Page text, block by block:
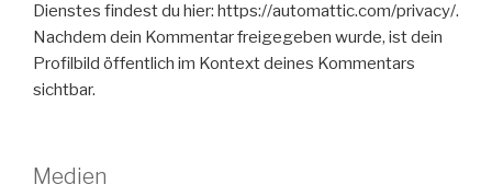
Dienstes findest du hier: https://automattic.com/privacy/.
Nachdem dein Kommentar freigegeben wurde, ist dein
Profilbild öffentlich im Kontext deines Kommentars
sichtbar.
Medien